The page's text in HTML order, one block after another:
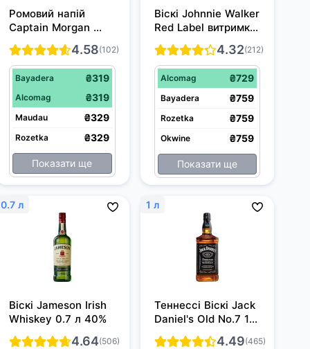
Ромовий напій
Captain Morgan
Spiced Gold 0.5 л
35%
4.58(102)
Bayadera ₴319
Alcomag ₴319
Maudau ₴329
Rozetka ₴329
Показати ще
Віскі Johnnie Walker
Red Label витримка
4 роки 1 л 40%
4.32(212)
Alcomag ₴729
Bayadera ₴759
Rozetka ₴759
Okwine ₴759
Показати ще
0.7 л
Віскі Jameson Irish
Whiskey 0.7 л 40%
4.64(506)
1 л
Теннессі Віскі Jack
Daniel's Old No.7 1 л
40%
4.49(465)